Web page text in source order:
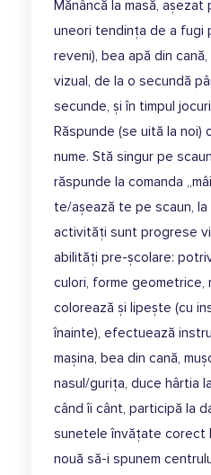
Mănâncă la masă, așezat
uneori tendința de a fugi
reveni), bea apă din
vizual, de la o secundă
secunde, și în timpul
Răspunde (se uită la noi)
nume. Stă singur pe
răspunde la comanda
te/așează te pe scaun,
activități sunt progrese
abilități pre-școlare:
culori, forme geometrice,
colorează și lipește (cu
înainte), efectuează
mașina, bea din cană,
nasul/gurița, duce hârtia
când îi cânt, participă la
sunetele învățate corect
nouă să-i spunem